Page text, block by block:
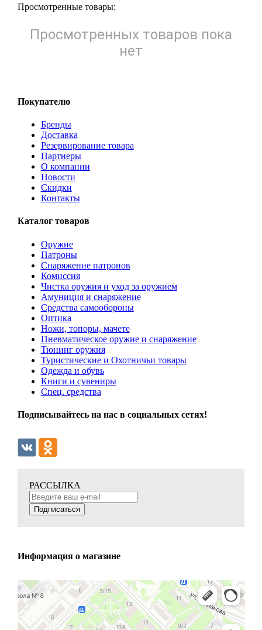
Просмотренные товары:
Просмотренных товаров пока
нет
Покупателю
Бренды
Доставка
Резервирование товара
Партнеры
О компании
Новости
Скидки
Контакты
Каталог товаров
Оружие
Патроны
Снаряжение патронов
Комиссия
Чистка оружия и уход за оружием
Амуниция и снаряжение
Средства самообороны
Оптика
Ножи, топоры, мачете
Пневматическое оружие и снаряжение
Тюнинг оружия
Туристические и Охотничьи товары
Одежда и обувь
Книги и сувениры
Спец. средства
Подписывайтесь на нас в социальных сетях!
РАССЫЛКА
Подписаться
Информация о магазине